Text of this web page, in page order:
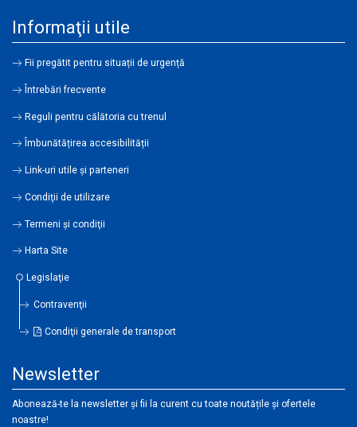
Informaţii utile
Fii pregătit pentru situații de urgență
Întrebări frecvente
Reguli pentru călătoria cu trenul
Îmbunătățirea accesibilității
Link-uri utile şi parteneri
Condiţii de utilizare
Termeni şi condiţii
Harta Site
Legislaţie
Contravenţii
Condiţii generale de transport
Newsletter
Abonează-te la newsletter și fii la curent cu toate noutățile și ofertele
noastre!